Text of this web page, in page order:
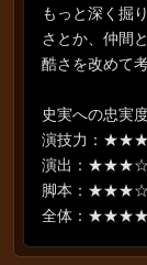
もっと深く掘
さとか、仲間
酷さを改めて
史実への忠
演技力：
演出：
脚本：
全体：